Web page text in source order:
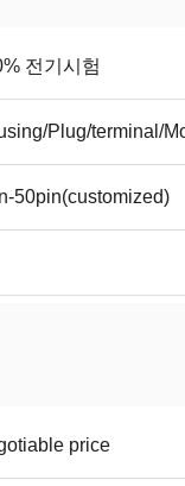
전기시험
Plug/terminal/
50pin(customized)
price